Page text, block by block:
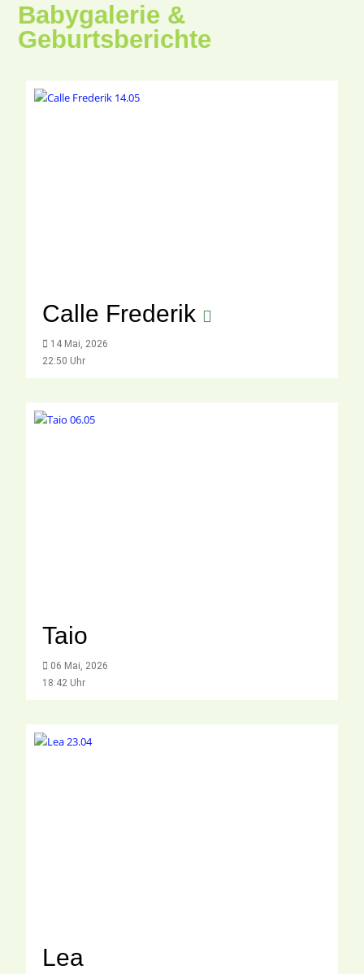
Babygalerie &
Geburtsberichte
Calle Frederik
14 Mai, 2026
22:50 Uhr
Taio
06 Mai, 2026
18:42 Uhr
Lea